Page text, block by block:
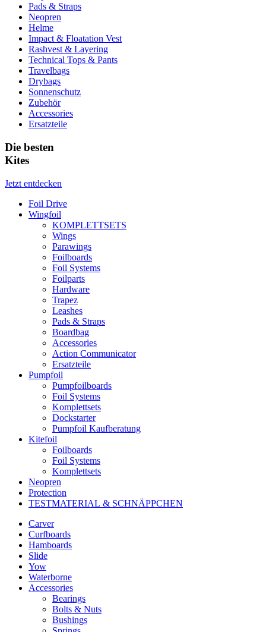
Pads & Straps
Neopren
Helme
Impact & Floatation Vest
Rashvest & Layering
Technical Tops & Pants
Travelbags
Drybags
Sonnenschutz
Zubehör
Accessories
Ersatzteile
Die besten
Kites
Jetzt entdecken
Foil Drive
Wingfoil
KOMPLETTSETS
Wings
Parawings
Foilboards
Foil Systems
Foilparts
Hardware
Trapez
Leashes
Pads & Straps
Boardbag
Accessories
Action Communicator
Ersatzteile
Pumpfoil
Pumpfoilboards
Foil Systems
Komplettsets
Dockstarter
Pumpfoil Kaufberatung
Kitefoil
Foilboards
Foil Systems
Komplettsets
Neopren
Protection
TESTMATERIAL & SCHNÄPPCHEN
Carver
Curfboards
Hamboards
Slide
Yow
Waterborne
Accessories
Bearings
Bolts & Nuts
Bushings